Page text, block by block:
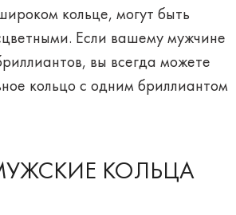
кольце, могут быть
Если вашему мужчине
вы всегда можете
кольцо с одним бриллиантом
КОЛЬЦА